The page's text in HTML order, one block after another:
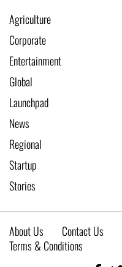
Agriculture
Corporate
Entertainment
Global
Launchpad
News
Regional
Startup
Stories
About Us Contact Us
Terms & Conditions